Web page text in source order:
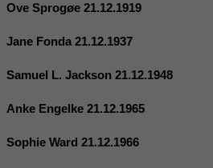
Ove Sprogøe 21.12.1919
Jane Fonda 21.12.1937
Samuel L. Jackson 21.12.1948
Anke Engelke 21.12.1965
Sophie Ward 21.12.1966